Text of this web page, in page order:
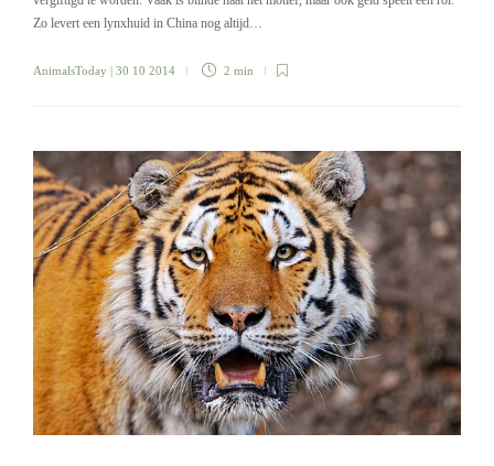
Zo levert een lynxhuid in China nog altijd…
AnimalsToday | 30 10 2014 2 min